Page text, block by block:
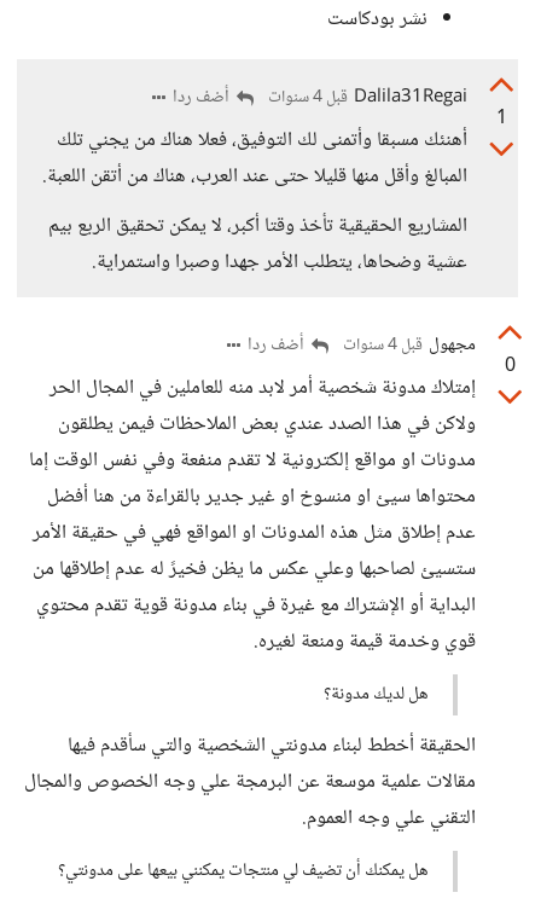
نشر بودكاست
1
Dalila31Regai قبل 4 سنوات أضف ردا
أهنئك مسبقا وأتمنى لك التوفيق، فعلا هناك من يجني تلك
المبالغ وأقل منها قليلا حتى عند العرب، هناك من أتقن اللعبة.
المشاريع الحقيقية تأخذ وقتا أكبر، لا يمكن تحقيق الربع بيم
عشية وضحاها، يتطلب الأمر جهدا وصبرا واستمراية.
0
مجهول قبل 4 سنوات أضف ردا
إمتلاك مدونة شخصية أمر لابد منه للعاملين في المجال الحر
ولاكن في هذا الصدد عندي بعض الملاحظات فيمن يطلقون
مدونات او مواقع إلكترونية لا تقدم منفعة وفي نفس الوقت إما
محتواها سيئ او منسوخ او غير جدير بالقراءة من هنا أفضل
عدم إطلاق مثل هذه المدونات او المواقع فهي في حقيقة الأمر
ستسيئ لصاحبها وعلي عكس ما يظن فخيرََ له عدم إطلاقها من
البداية أو الإشتراك مع غيرة في بناء مدونة قوية تقدم محتوي
قوي وخدمة قيمة ومنعة لغيره.
هل لديك مدونة؟
الحقيقة أخطط لبناء مدونتي الشخصية والتي سأقدم فيها
مقالات علمية موسعة عن البرمجة علي وجه الخصوص والمجال
التقني علي وجه العموم.
هل يمكنك أن تضيف لي منتجات يمكنني بيعها على مدونتي؟